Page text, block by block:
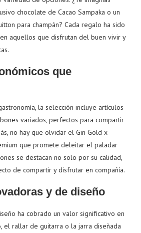
chocolate de Cacao Sampaka o un
para champán? Cada regalo ha sido
aquellos que disfrutan del buen vivir y
que
la selección incluye artículos
variados, perfectos para compartir
no hay que olvidar el Gin Gold x
que promete deleitar el paladar
se destacan no solo por su calidad,
de compartir y disfrutar en compañía.
y de diseño
ha cobrado un valor significativo en
el rallar de guitarra o la jarra diseñada